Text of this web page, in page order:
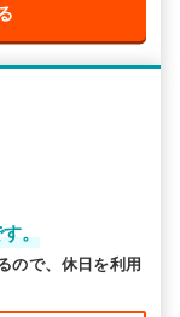
。
ので、休日を利用